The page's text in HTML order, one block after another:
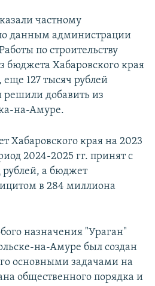
частному
данным администрации
по строительству
бюджета Хабаровского края
еще 127 тысяч рублей
решили добавить из
на-Амуре.
Хабаровского края на 2023
2024-2025 гг. принят с
а бюджет
в 284 миллиона
назначения "Ураган"
на-Амуре был создан
основными задачами на
общественного порядка и